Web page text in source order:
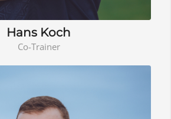
Hans Koch
Co-Trainer